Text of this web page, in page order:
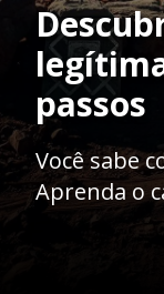
passos
Você sabe
Aprenda o